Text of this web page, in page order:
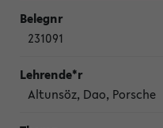
231091
Altunsöz, Dao, Porsche